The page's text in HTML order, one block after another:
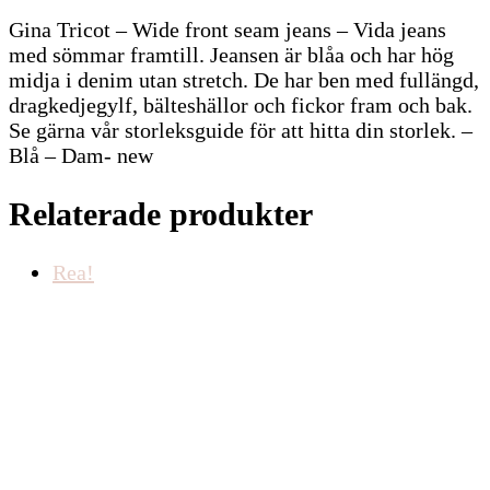
Gina Tricot – Wide front seam jeans – Vida jeans
med sömmar framtill. Jeansen är blåa och har hög
midja i denim utan stretch. De har ben med fullängd,
dragkedjegylf, bälteshällor och fickor fram och bak.
Se gärna vår storleksguide för att hitta din storlek. –
Blå – Dam- new
Relaterade produkter
Rea!